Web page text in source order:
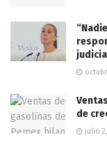
de
julio